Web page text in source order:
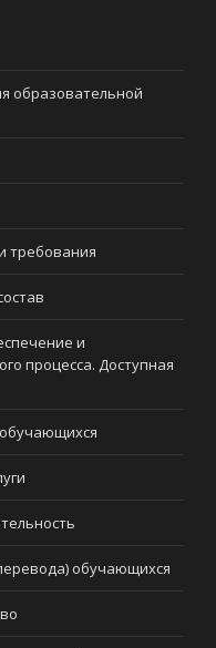
образовательной
требования
и
процесса. Доступная
обучающихся